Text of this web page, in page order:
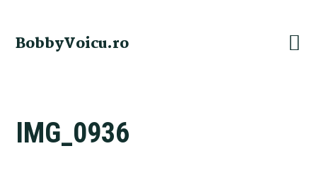
primary
main
primary
footer
BobbyVoicu.ro
IMG_0936